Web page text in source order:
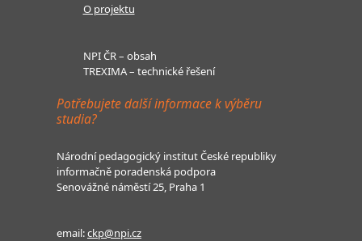
O projektu
NPI ČR – obsah
TREXIMA – technické řešení
Potřebujete další informace k výběru
studia?
Národní pedagogický institut České republiky
informačně poradenská podpora
Senovážné náměstí 25, Praha 1
email:ckp@npi.cz